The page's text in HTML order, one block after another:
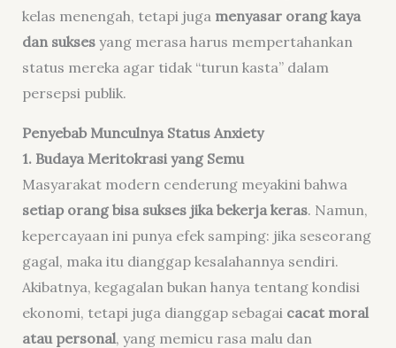
kelas menengah, tetapi juga menyasar orang kaya
dan suksesyang merasa harus mempertahankan
status mereka agar tidak “turun kasta” dalam
persepsi publik.
Penyebab Munculnya Status Anxiety
1. Budaya Meritokrasi yang Semu
Masyarakat modern cenderung meyakini bahwa
setiap orang bisa sukses jika bekerja keras. Namun,
kepercayaan ini punya efek samping: jika seseorang
gagal, maka itu dianggap kesalahannya sendiri.
Akibatnya, kegagalan bukan hanya tentang kondisi
ekonomi, tetapi juga dianggap sebagai cacat moral
atau personal, yang memicu rasa malu dan